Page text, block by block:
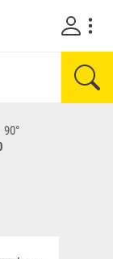
90°